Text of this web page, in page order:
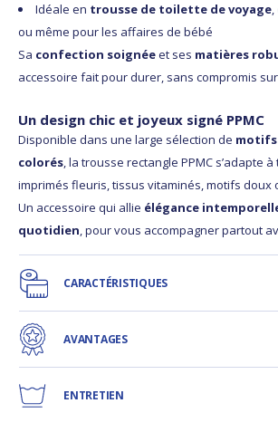
Idéale en trousse de toilette de voyage,
ou même pour les affaires de bébé
Sa confection soignéeet ses matières
accessoire fait pour durer, sans compromis
Un design chic et joyeux signé PPMC
Disponible dans une large sélection de
colorés, la trousse rectangle PPMC s’adapte
imprimés fleuris, tissus vitaminés, motifs doux
Un accessoire qui allie élégance
quotidien, pour vous accompagner partout
CARACTÉRISTIQUES
AVANTAGES
ENTRETIEN